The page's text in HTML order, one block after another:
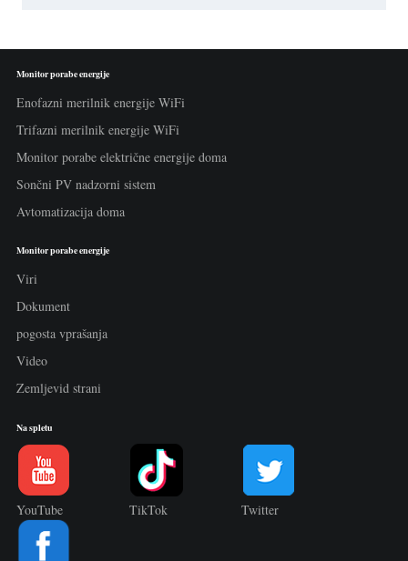
Monitor porabe energije
Enofazni merilnik energije WiFi
Trifazni merilnik energije WiFi
Monitor porabe električne energije doma
Sončni PV nadzorni sistem
Avtomatizacija doma
Monitor porabe energije
Viri
Dokument
pogosta vprašanja
Video
Zemljevid strani
Na spletu
YouTube TikTok Twitter